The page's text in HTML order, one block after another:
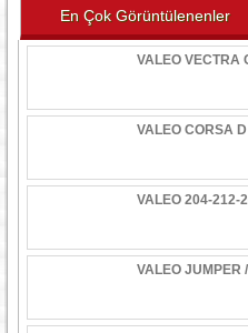
En Çok Görüntülenenler
VALEO VECTRA
VALEO CORSA
VALEO 204-212-
VALEO JUMPER